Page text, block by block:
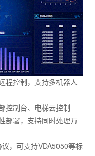
程控制，支持多机器人
控制台、电梯云控制
部署，支持同时处理万
，可支持VDA5050等标